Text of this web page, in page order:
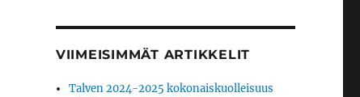
VIIMEISIMMÄT ARTIKKELIT
Talven 2024-2025 kokonaiskuolleisuus